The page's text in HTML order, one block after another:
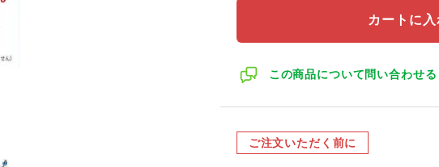
カートに入
この商品について問い合わせる
ご注文いただく前に